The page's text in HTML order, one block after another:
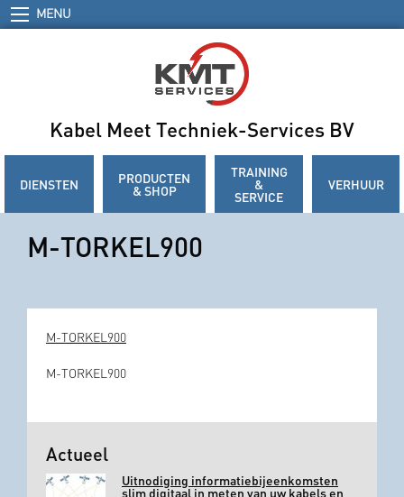
MENU
Kabel Meet Techniek-Services BV
DIENSTEN PRODUCTEN
& SHOP
TRAINING
&
SERVICE
VERHUUR
M-TORKEL900
M-TORKEL900
M-TORKEL900
Actueel
Uitnodiging informatiebijeenkomsten
slim digitaal in meten van uw kabels en